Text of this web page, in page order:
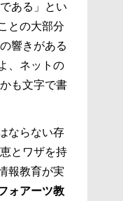
ある」とい
との大部分
響きがある
、ネットの
も文字で書
ならない存
とワザを持
報教育が実
ォアーツ教